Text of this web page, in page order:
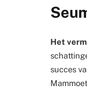
Het
succes